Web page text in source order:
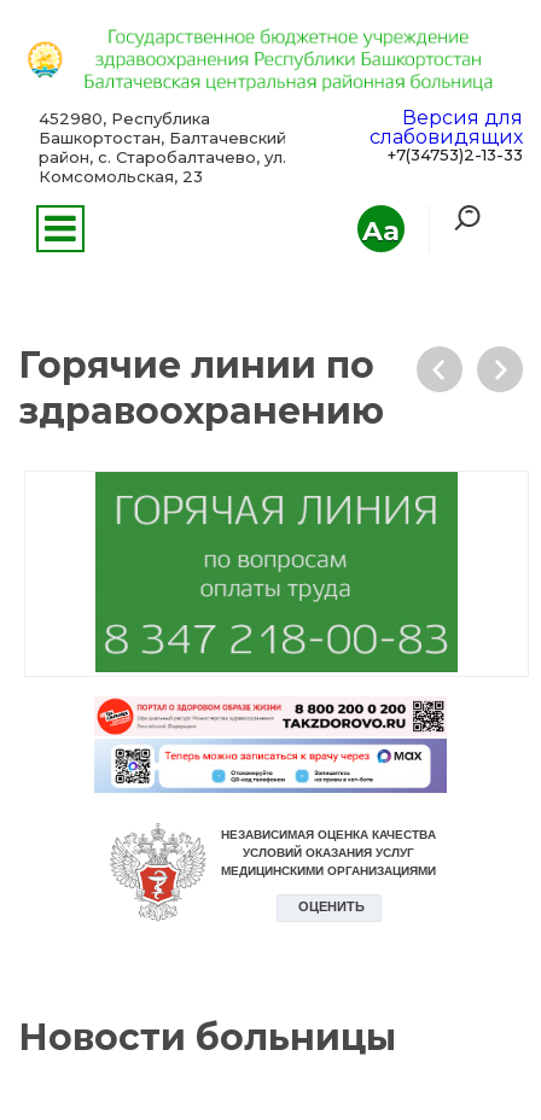
Aa
452980, Республика
Башкортостан, Балтачевский
район, с. Старобалтачево, ул.
Комсомольская, 23
Версия для
слабовидящих
+7(34753)2-13-33
Горячие линии по
здравоохранению
Новости больницы